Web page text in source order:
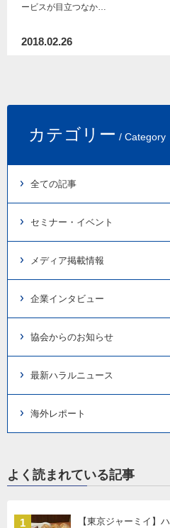
ービスが目立つなか…
2018.02.26
カテゴリー / Category
全ての記事
セミナー・イベント
メディア掲載情報
企業インタビュー
協会からのお知らせ
最新ハラルニュース
海外レポート
よく読まれている記事
1
【東京ジャーミイ】